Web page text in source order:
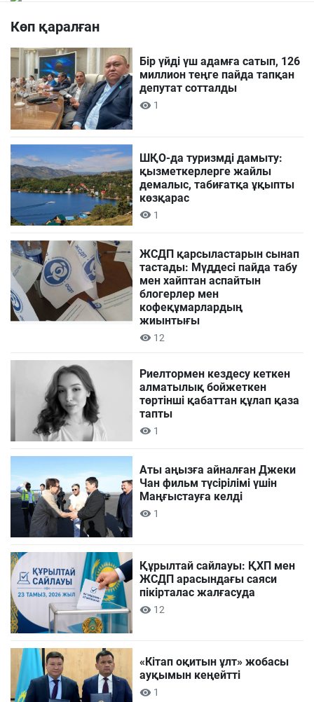
Көп қаралған
Бір үйді үш адамға сатып, 126
миллион теңге пайда тапқан
депутат сотталды
1
ШҚО-да туризмді дамыту:
қызметкерлерге жайлы
демалыс, табиғатқа ұқыпты
көзқарас
1
ЖСДП қарсыластарын сынап
тастады: Мүддесі пайда табу
мен хайптан аспайтын
блогерлер мен
кофеқұмарлардың
жиынтығы
12
Риелтормен кездесу кеткен
алматылық бойжеткен
төртінші қабаттан құлап қаза
тапты
1
Аты аңызға айналған Джеки
Чан фильм түсірілімі үшін
Маңғыстауға келді
1
Құрылтай сайлауы: ҚХП мен
ЖСДП арасындағы саяси
пікірталас жалғасуда
12
«Кітап оқитын ұлт» жобасы
ауқымын кеңейтті
1